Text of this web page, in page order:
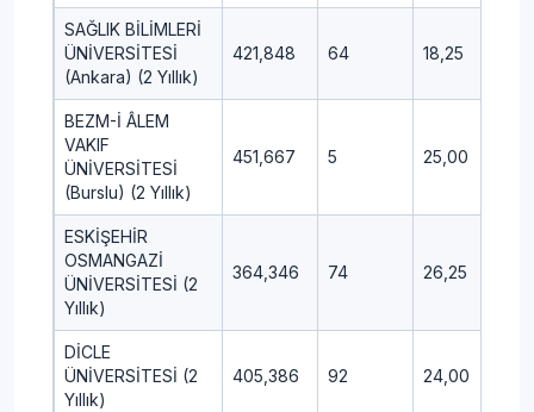
SAĞLIK BİLİMLERİ
ÜNİVERSİTESİ
(Ankara) (2 Yıllık)
421,848 64 18,25
BEZM-İ ÂLEM
VAKIF
ÜNİVERSİTESİ
(Burslu) (2 Yıllık)
451,667 5 25,00
ESKİŞEHİR
OSMANGAZİ
ÜNİVERSİTESİ (2
Yıllık)
364,346 74 26,25
DİCLE
ÜNİVERSİTESİ (2
Yıllık)
405,386 92 24,00